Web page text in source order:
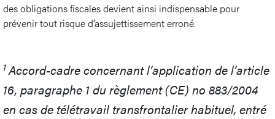
des obligations fiscales devient ainsi indispensable pour
prévenir tout risque d’assujettissement erroné.
1Accord-cadre concernant l’application de l’article
16, paragraphe 1 du règlement (CE) no 883/2004
en cas de télétravail transfrontalier habituel, entré